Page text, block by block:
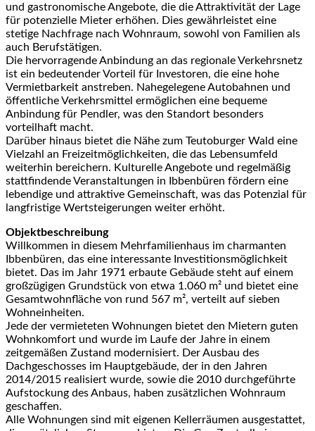
und gastronomische Angebote, die die Attraktivität der Lage
für potenzielle Mieter erhöhen. Dies gewährleistet eine
stetige Nachfrage nach Wohnraum, sowohl von Familien als
auch Berufstätigen.
Die hervorragende Anbindung an das regionale Verkehrsnetz
ist ein bedeutender Vorteil für Investoren, die eine hohe
Vermietbarkeit anstreben. Nahegelegene Autobahnen und
öffentliche Verkehrsmittel ermöglichen eine bequeme
Anbindung für Pendler, was den Standort besonders
vorteilhaft macht.
Darüber hinaus bietet die Nähe zum Teutoburger Wald eine
Vielzahl an Freizeitmöglichkeiten, die das Lebensumfeld
weiterhin bereichern. Kulturelle Angebote und regelmäßig
stattfindende Veranstaltungen in Ibbenbüren fördern eine
lebendige und attraktive Gemeinschaft, was das Potenzial für
langfristige Wertsteigerungen weiter erhöht.
Objektbeschreibung
Willkommen in diesem Mehrfamilienhaus im charmanten
Ibbenbüren, das eine interessante Investitionsmöglichkeit
bietet. Das im Jahr 1971 erbaute Gebäude steht auf einem
großzügigen Grundstück von etwa 1.060 m² und bietet eine
Gesamtwohnfläche von rund 567 m², verteilt auf sieben
Wohneinheiten.
Jede der vermieteten Wohnungen bietet den Mietern guten
Wohnkomfort und wurde im Laufe der Jahre in einem
zeitgemäßen Zustand modernisiert. Der Ausbau des
Dachgeschosses im Hauptgebäude, der in den Jahren
2014/2015 realisiert wurde, sowie die 2010 durchgeführte
Aufstockung des Anbaus, haben zusätzlichen Wohnraum
geschaffen.
Alle Wohnungen sind mit eigenen Kellerräumen ausgestattet,